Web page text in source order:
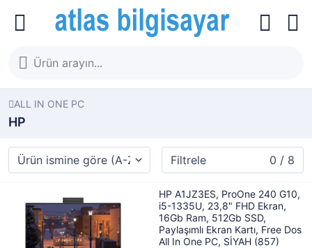
ALL IN ONE PC
HP
Filtrele 0 / 8
HP A1JZ3ES, ProOne 240 G10,
i5-1335U, 23,8" FHD Ekran,
16Gb Ram, 512Gb SSD,
Paylaşımlı Ekran Kartı, Free Dos
All In One PC, SİYAH (857)